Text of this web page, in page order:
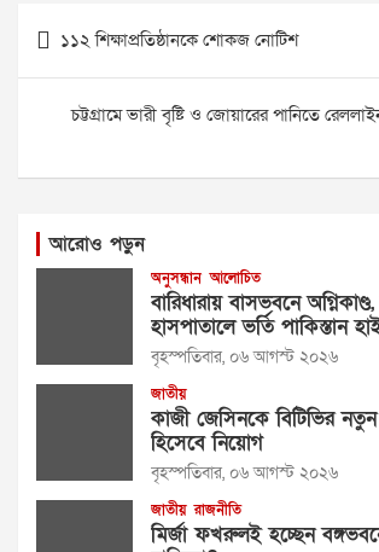
Post
navigation
১১২ শিক্ষাপ্রতিষ্ঠানকে শোকজ নোটিশ
চট্টগ্রামে ভারী বৃষ্টি ও জোয়ারের পানিতে
আরোও পড়ুন
অনুসন্ধান আলোচিত
বারিধারায় বাসভবনে অগ্নিকাণ্ড,
হাসপাতালে ভর্তি পাকিস্তান
বৃহস্পতিবার, ০৬ আগস্ট ২০২৬
জাতীয়
কাজী জেসিনকে বিটিভির
হিসেবে নিয়োগ
বৃহস্পতিবার, ০৬ আগস্ট ২০২৬
জাতীয় রাজনীতি
মির্জা ফখরুলই হচ্ছেন